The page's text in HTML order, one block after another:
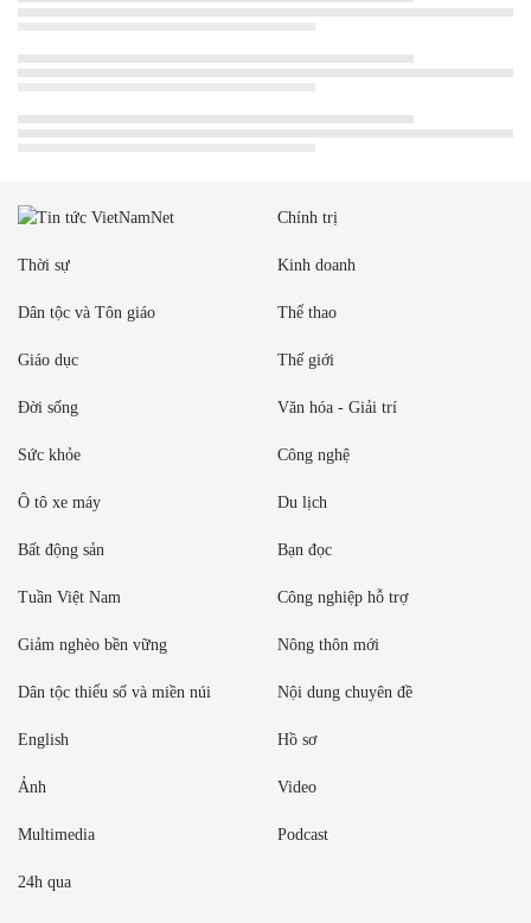
Chính trị
Thời sự Kinh doanh
Dân tộc và Tôn giáo Thể thao
Giáo dục Thế giới
Đời sống Văn hóa - Giải trí
Sức khỏe Công nghệ
Ô tô xe máy Du lịch
Bất động sản Bạn đọc
Tuần Việt Nam Công nghiệp hỗ trợ
Giảm nghèo bền vững Nông thôn mới
Dân tộc thiểu số và miền núi Nội dung chuyên đề
English Hồ sơ
Ảnh Video
Multimedia Podcast
24h qua